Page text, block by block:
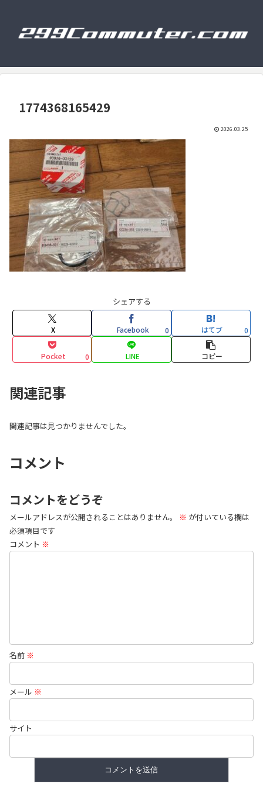
1774368165429
2026.03.25
シェアする
X Facebook 0 はてブ 0
Pocket 0 LINE コピー
関連記事
関連記事は見つかりませんでした。
コメント
コメントをどうぞ
メールアドレスが公開されることはありません。 ※ が付いている欄は
必須項目です
コメント ※
名前 ※
メール ※
サイト